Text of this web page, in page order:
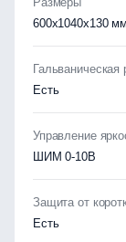
600х1040х130 мм
Гальваническая
Есть
Управление
ШИМ 0-10В
Защита от
Есть